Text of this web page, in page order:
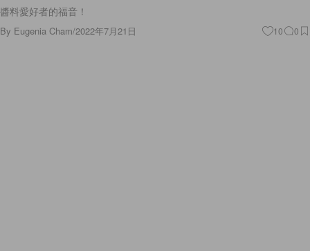
醬料愛好者的福音！
By Eugenia Cham/2022年7月21日 10 0